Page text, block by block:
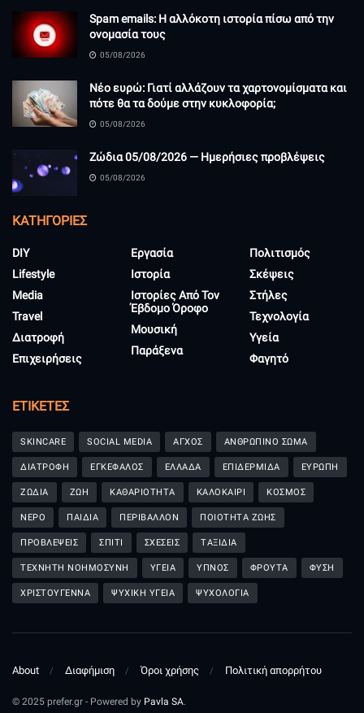
Spam emails: Η αλλόκοτη ιστορία πίσω από την
ονομασία τους
05/08/2026
Νέο ευρώ: Γιατί αλλάζουν τα χαρτονομίσματα και
πότε θα τα δούμε στην κυκλοφορία;
05/08/2026
Ζώδια 05/08/2026 — Ημερήσιες προβλέψεις
05/08/2026
KΑΤΗΓΟΡΊΕΣ
DIY
Lifestyle
Media
Travel
Διατροφή
Επιχειρήσεις
Εργασία
Ιστορία
Ιστορίες Από Τον
Έβδομο Όροφο
Μουσική
Παράξενα
Πολιτισμός
Σκέψεις
Στήλες
Τεχνολογία
Υγεία
Φαγητό
ΕΤΙΚΈΤΕΣ
SKINCARE SOCIAL MEDIA ΑΓΧΟΣ ΑΝΘΡΩΠΙΝΟ ΣΩΜΑ
ΔΙΑΤΡΟΦΗ ΕΓΚΕΦΑΛΟΣ ΕΛΛΑΔΑ ΕΠΙΔΕΡΜΙΔΑ ΕΥΡΩΠΗ
ΖΩΔΙΑ ΖΩΗ ΚΑΘΑΡΙΟΤΗΤΑ ΚΑΛΟΚΑΙΡΙ ΚΟΣΜΟΣ
ΝΕΡΟ ΠΑΙΔΙΑ ΠΕΡΙΒΑΛΛΟΝ ΠΟΙΟΤΗΤΑ ΖΩΗΣ
ΠΡΟΒΛΕΨΕΙΣ ΣΠΙΤΙ ΣΧΕΣΕΙΣ ΤΑΞΙΔΙΑ
ΤΕΧΝΗΤΗ ΝΟΗΜΟΣΥΝΗ ΥΓΕΙΑ ΥΠΝΟΣ ΦΡΟΥΤΑ ΦΥΣΗ
ΧΡΙΣΤΟΥΓΕΝΝΑ ΨΥΧΙΚΗ ΥΓΕΙΑ ΨΥΧΟΛΟΓΙΑ
About Διαφήμιση Όροι χρήσης Πολιτική απορρήτου
© 2025 prefer.gr - Powered by Pavla SA.